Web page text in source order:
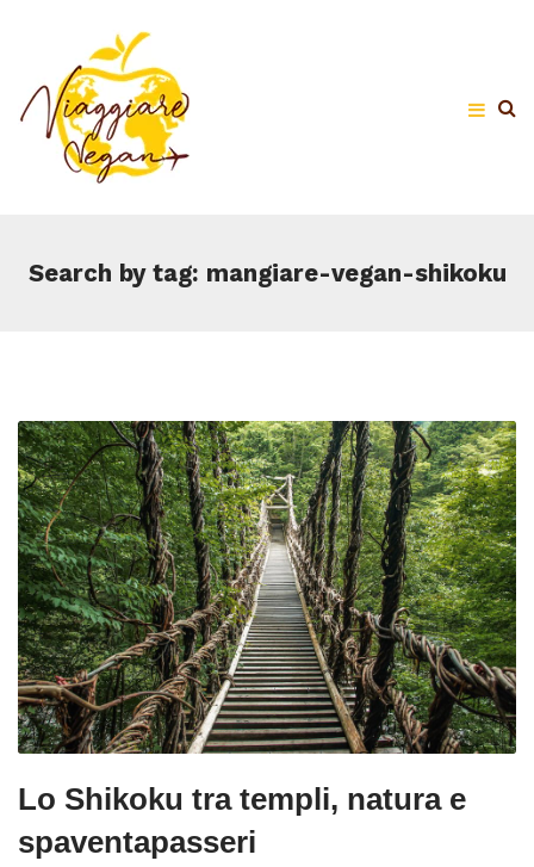
Search by tag: mangiare-vegan-shikoku
Lo Shikoku tra templi, natura e
spaventapasseri